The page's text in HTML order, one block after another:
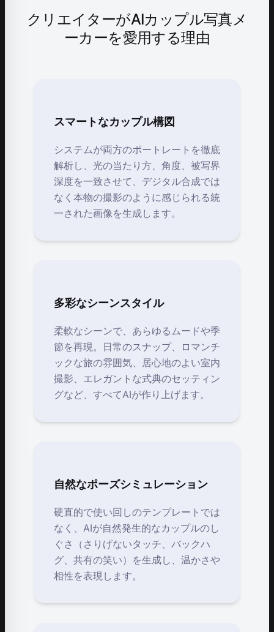
クリエイターがAIカップル写真メ
ーカーを愛用する理由
スマートなカップル構図
システムが両方のポートレートを徹底
解析し、光の当たり方、角度、被写界
深度を一致させて、デジタル合成では
なく本物の撮影のように感じられる統
一された画像を生成します。
多彩なシーンスタイル
柔軟なシーンで、あらゆるムードや季
節を再現。日常のスナップ、ロマンチ
ックな旅の雰囲気、居心地のよい室内
撮影、エレガントな式典のセッティン
グなど、すべてAIが作り上げます。
自然なポーズシミュレーション
硬直的で使い回しのテンプレートでは
なく、AIが自然発生的なカップルのし
ぐさ（さりげないタッチ、バックハ
グ、共有の笑い）を生成し、温かさや
相性を表現します。